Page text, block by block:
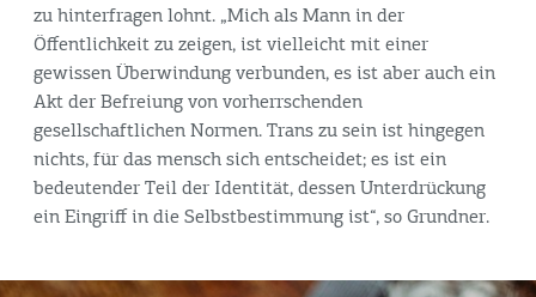
zu hinterfragen lohnt. „Mich als Mann in der
Öffentlichkeit zu zeigen, ist vielleicht mit einer
gewissen Überwindung verbunden, es ist aber auch ein
Akt der Befreiung von vorherrschenden
gesellschaftlichen Normen. Trans zu sein ist hingegen
nichts, für das mensch sich entscheidet; es ist ein
bedeutender Teil der Identität, dessen Unterdrückung
ein Eingriff in die Selbstbestimmung ist“, so Grundner.